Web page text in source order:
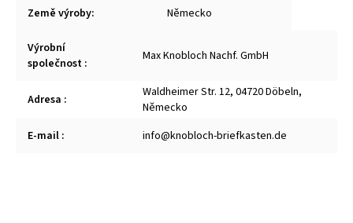
Země výroby: Německo
Výrobní
společnost : Max Knobloch Nachf. GmbH
Adresa :
Waldheimer Str. 12, 04720 Döbeln,
Německo
E-mail : info@knobloch-briefkasten.de